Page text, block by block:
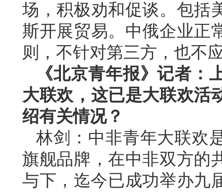
场，积极劝和促谈。包括
斯开展贸易。中俄企业正
则，不针对第三方，也不
《北京青年报》记者：
大联欢，这已是大联欢活
绍有关情况？
林剑：中非青年大联欢
旗舰品牌，在中非双方的
与下，迄今已成功举办九